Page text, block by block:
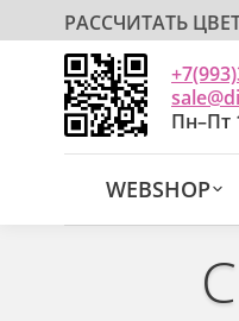
РАССЧИТАТЬ
Пн–Пт
WEBSHOP